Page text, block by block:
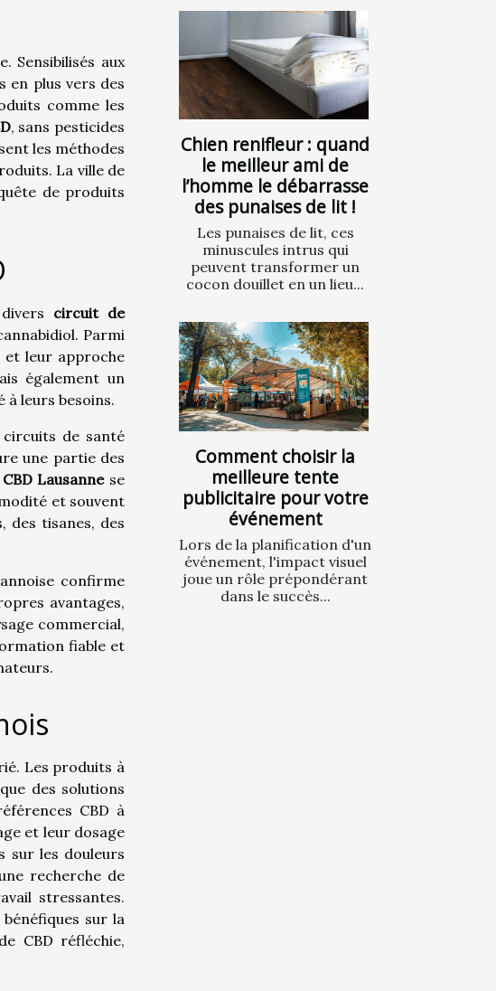
Sensibilisés aux
en plus vers des
comme les
, sans pesticides
les méthodes
La ville de
de produits
circuit de
Parmi
leur approche
également un
leurs besoins.
de santé
une partie des
Lausannese
et souvent
des tisanes, des
confirme
avantages,
commercial,
fiable et
Les produits à
des solutions
CBD à
et leur dosage
sur les douleurs
recherche de
stressantes.
sur la
CBD réfléchie,
Chien renifleur : quand
le meilleur ami de
l’homme le débarrasse
des punaises de lit !
Les punaises de lit, ces
minuscules intrus qui
peuvent transformer un
cocon douillet en un lieu...
Comment choisir la
meilleure tente
publicitaire pour votre
événement
Lors de la planification d'un
événement, l'impact visuel
joue un rôle prépondérant
dans le succès...